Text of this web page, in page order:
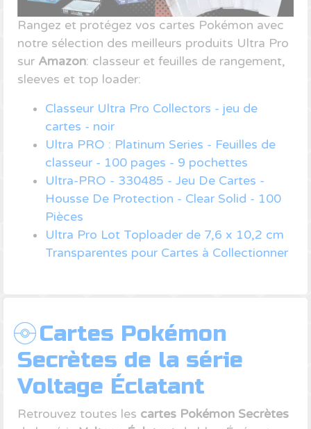
Rangez et protégez vos cartes Pokémon avec
notre sélection des meilleurs produits Ultra Pro
sur Amazon: classeur et feuilles de rangement,
sleeves et top loader:
Classeur Ultra Pro Collectors - jeu de
cartes - noir
Ultra PRO : Platinum Series - Feuilles de
classeur - 100 pages - 9 pochettes
Ultra-PRO - 330485 - Jeu De Cartes -
Housse De Protection - Clear Solid - 100
Pièces
Ultra Pro Lot Toploader de 7,6 x 10,2 cm
Transparentes pour Cartes à Collectionner
Cartes Pokémon
Secrètes de la série
Voltage Éclatant
Retrouvez toutes les cartes Pokémon Secrètes